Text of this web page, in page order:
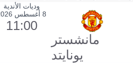
وديات الأندية
مانشستر
يونايتد
8 أغسطس 2026
11:00